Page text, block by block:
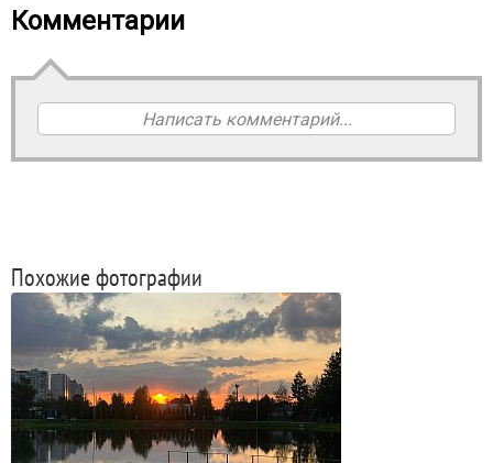
Комментарии
Написать комментарий...
Похожие фотографии